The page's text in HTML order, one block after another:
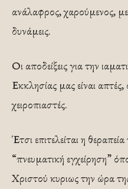
ανάλαφρος, χαρούμενος,
δυνάμεις.
Οι αποδείξεις για την
Εκκλησίας μας είναι
χειροπιαστές.
Έτσι επιτελείται η
“πνευματική εγχείρηση”
Χριστού κυριως την ώρα